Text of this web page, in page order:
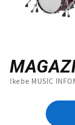
Ikebe MUSIC